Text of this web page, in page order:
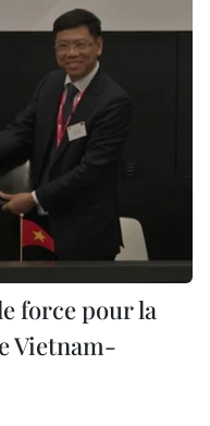
force pour la
Vietnam-